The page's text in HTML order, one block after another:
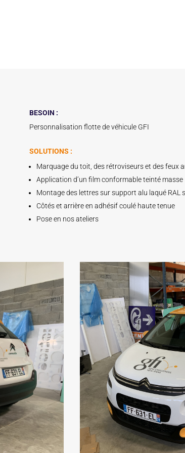
BESOIN :
Personnalisation flotte de véhicule GFI
SOLUTIONS :
Marquage du toit, des rétroviseurs et des feux
Application d’un film conformable teinté masse
Montage des lettres sur support alu laqué RAL
Côtés et arrière en adhésif coulé haute tenue
Pose en nos ateliers